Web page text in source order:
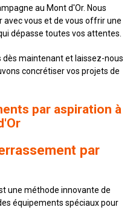
au Mont d'Or. Nous
vous et de vous offrir une
dépasse toutes vos attentes.
maintenant et laissez-nous
concrétiser vos projets de
par aspiration à
par
une méthode innovante de
équipements spéciaux pour